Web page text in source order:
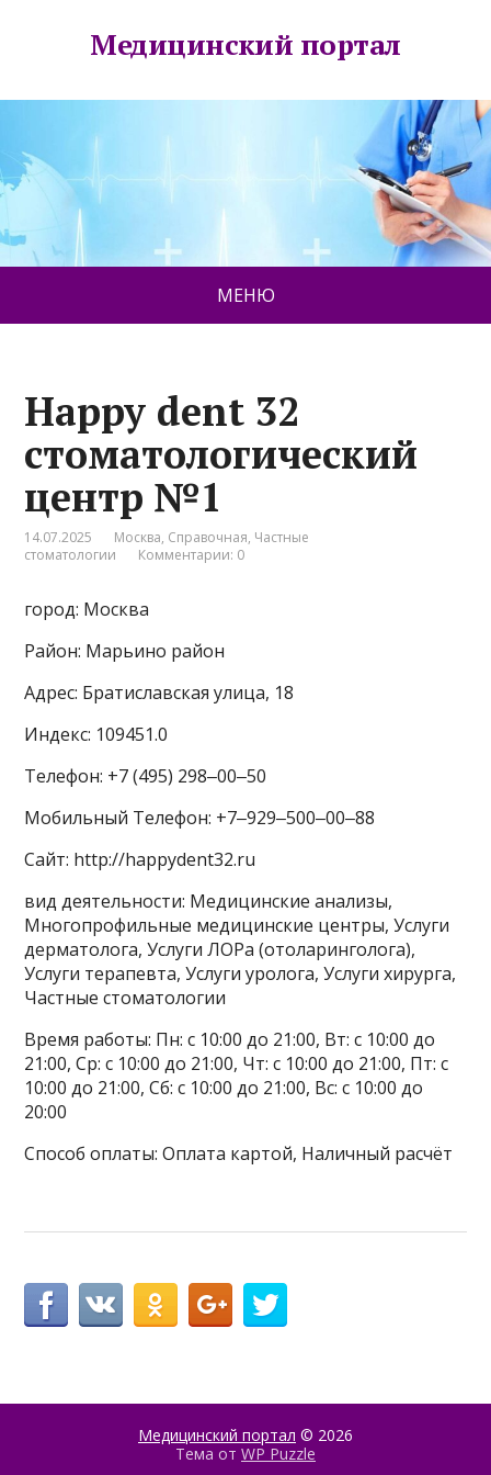
Медицинский портал
МЕНЮ
Happy dent 32
стоматологический
центр №1
14.07.2025 Москва, Справочная, Частные
стоматологии
Комментарии: 0
город: Москва
Район: Марьино район
Адрес: Братиславская улица, 18
Индекс: 109451.0
Телефон: +7 (495) 298‒00‒50
Мобильный Телефон: +7‒929‒500‒00‒88
Сайт: http://happydent32.ru
вид деятельности: Медицинские анализы,
Многопрофильные медицинские центры, Услуги
дерматолога, Услуги ЛОРа (отоларинголога),
Услуги терапевта, Услуги уролога, Услуги хирурга,
Частные стоматологии
Время работы: Пн: с 10:00 до 21:00, Вт: с 10:00 до
21:00, Ср: с 10:00 до 21:00, Чт: с 10:00 до 21:00, Пт: с
10:00 до 21:00, Сб: с 10:00 до 21:00, Вс: с 10:00 до
20:00
Способ оплаты: Оплата картой, Наличный расчёт
Медицинский портал © 2026
Тема от WP Puzzle